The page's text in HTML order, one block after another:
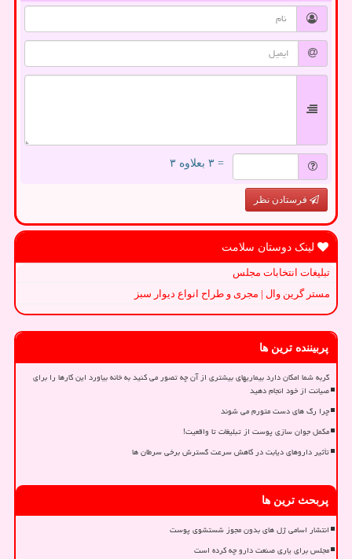
= ۳ بعلاوه ۳
فرستادن نظر
لینک دوستان سلامت
تبلیغات انتخابات مجلس
مستر گرین وال | مجری و طراح انواع دیوار سبز
پربیننده ترین ها
گربه شما امکان دارد بیماریهای بیشتری از آن چه تصور می کنید به خانه بیاورد این کارها را برای
صیانت از خود انجام دهید
چرا رگ های دست متورم می شوند
مکمل جوان سازی پوست از تبلیغات تا واقعیت!
تأثیر داروهای دیابت در کاهش سرعت گسترش برخی سرطان ها
پربحث ترین ها
انتشار اسامی ژل های بدون مجوز شستشوی پوست
مجلس برای یاری صنعت دارو چه کرده است